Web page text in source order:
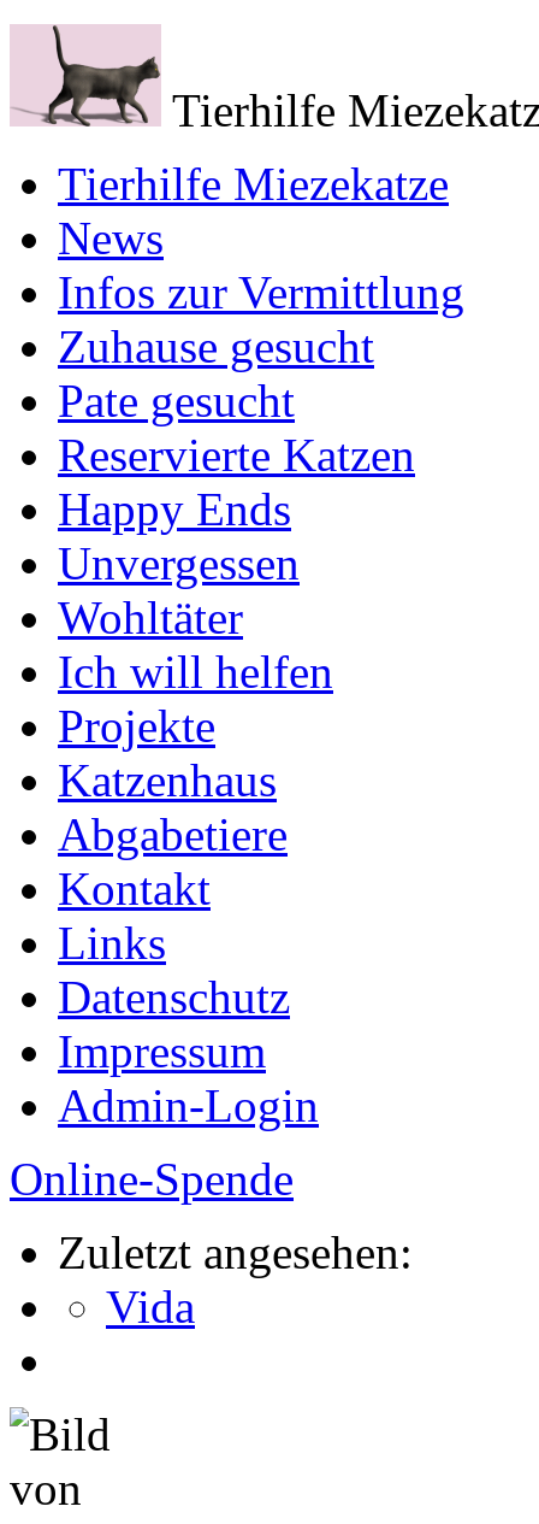
Tierhilfe
Tierhilfe Miezekatze
News
Infos zur Vermittlung
Zuhause gesucht
Pate gesucht
Reservierte Katzen
Happy Ends
Unvergessen
Wohltäter
Ich will helfen
Projekte
Katzenhaus
Abgabetiere
Kontakt
Links
Datenschutz
Impressum
Admin-Login
Online-Spende
Zuletzt angesehen:
Vida